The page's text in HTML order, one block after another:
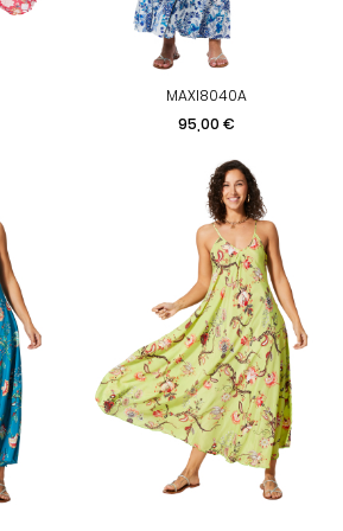
MAXI8040A
Prix
95,00 €